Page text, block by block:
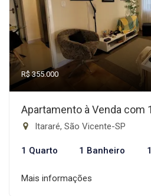
R$ 355.000
Apartamento à Venda com
Itararé, São Vicente-SP
1 Quarto 1 Banheiro
Mais informações